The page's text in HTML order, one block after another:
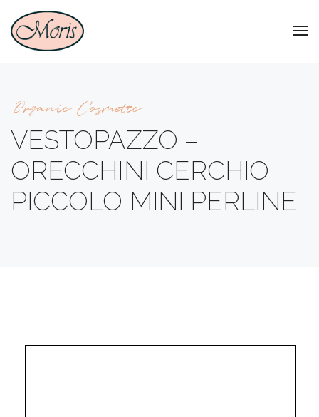
Organic Cosmetic
VESTOPAZZO –
ORECCHINI CERCHIO
PICCOLO MINI PERLINE